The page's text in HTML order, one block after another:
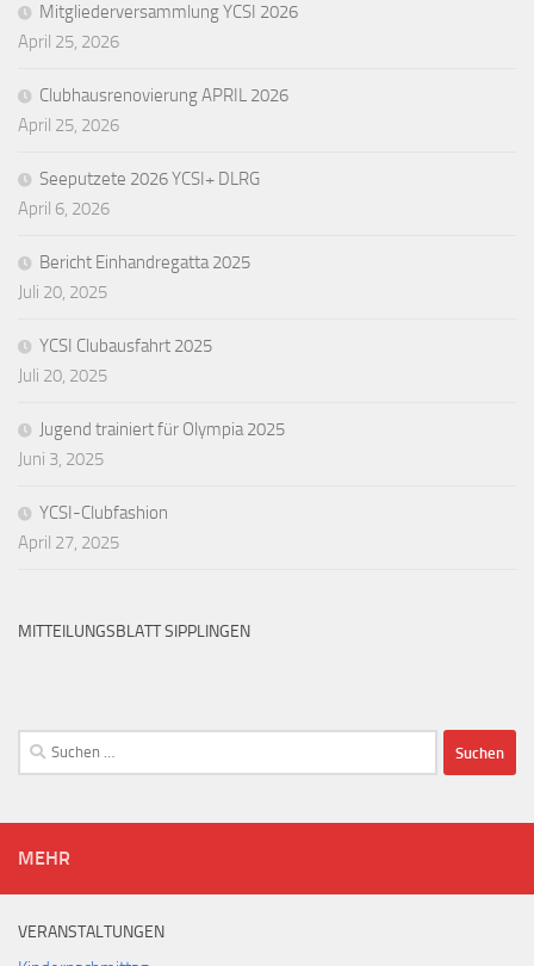
Mitgliederversammlung YCSI 2026
April 25, 2026
Clubhausrenovierung APRIL 2026
April 25, 2026
Seeputzete 2026 YCSI+ DLRG
April 6, 2026
Bericht Einhandregatta 2025
Juli 20, 2025
YCSI Clubausfahrt 2025
Juli 20, 2025
Jugend trainiert für Olympia 2025
Juni 3, 2025
YCSI-Clubfashion
April 27, 2025
MITTEILUNGSBLATT SIPPLINGEN
Suchen
nach:
MEHR
VERANSTALTUNGEN